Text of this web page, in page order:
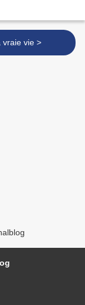
La vraie vie >